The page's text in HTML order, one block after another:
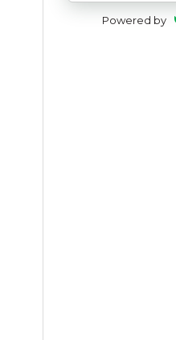
Powered by